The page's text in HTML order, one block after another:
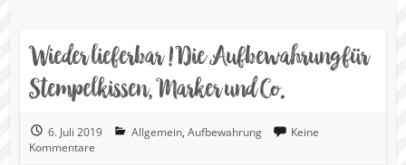
Wieder lieferbar ! Die Aufbewahrung für
Stempelkissen, Marker und Co.
6. Juli 2019 Allgemein, Aufbewahrung
Keine
Kommentare